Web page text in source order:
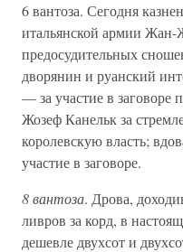
6 вантоза. Сегодня
итальянской армии
предосудительных
дворянин и руанский
— за участие в заговоре
Жозеф Канельк за
королевскую власть;
участие в заговоре.
8 вантоза. Дрова,
ливров за корд, в
дешевле двухсот и